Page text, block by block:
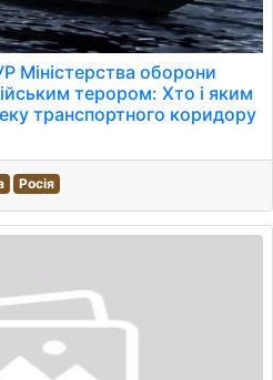
Міністерства оборони
терором: Хто і яким
транспортного коридору
Росія